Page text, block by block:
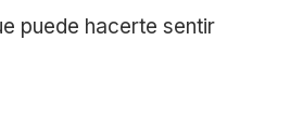
puede hacerte sentir